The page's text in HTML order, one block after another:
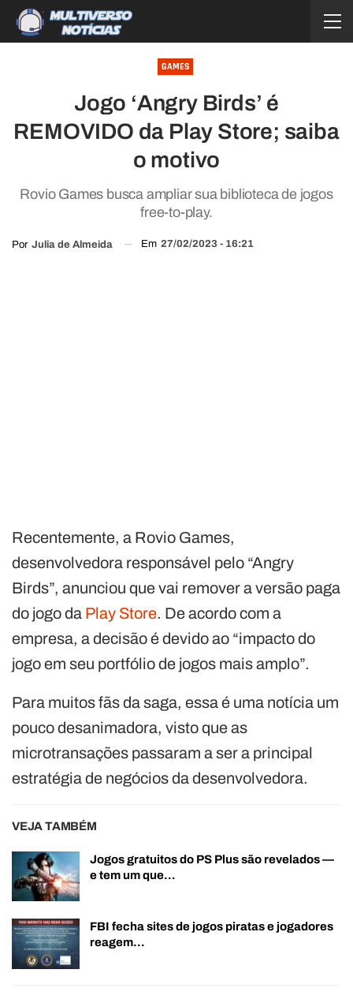
GAMES
Jogo ‘Angry Birds’ é
REMOVIDO da Play Store; saiba
o motivo
Rovio Games busca ampliar sua biblioteca de jogos
free-to-play.
Por Julia de Almeida Em 27/02/2023 - 16:21
Recentemente, a Rovio Games,
desenvolvedora responsável pelo “Angry
Birds”, anunciou que vai remover a versão paga
do jogo da Play Store. De acordo com a
empresa, a decisão é devido ao “impacto do
jogo em seu portfólio de jogos mais amplo”.
Para muitos fãs da saga, essa é uma notícia um
pouco desanimadora, visto que as
microtransações passaram a ser a principal
estratégia de negócios da desenvolvedora.
VEJA TAMBÉM
Jogos gratuitos do PS Plus são revelados —
e tem um que…
FBI fecha sites de jogos piratas e jogadores
reagem…